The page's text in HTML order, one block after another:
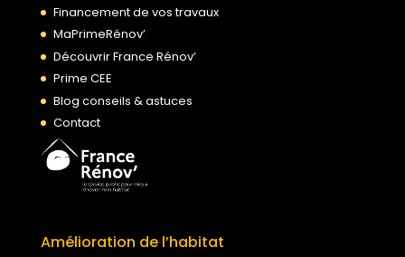
Financement de vos travaux
MaPrimeRénov’
Découvrir France Rénov’
Prime CEE
Blog conseils & astuces
Contact
Amélioration de l’habitat